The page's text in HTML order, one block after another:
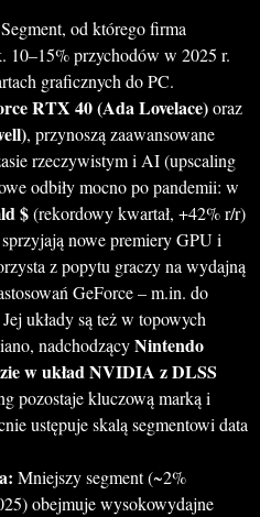
Segment, od którego firma
10–15% przychodów w 2025 r.
graficznych do PC.
RTX 40 (Ada Lovelace)oraz
, przynoszą zaawansowane
rzeczywistym i AI (upscaling
odbiły mocno po pandemii: w
$(rekordowy kwartał, +42% r/r)
nowe premiery GPU i
z popytu graczy na wydajną
GeForce – m.in. do
układy są też w topowych
nadchodzącyNintendo
w układ NVIDIA z DLSS
pozostaje kluczową marką i
ustępuje skalą segmentowi data
Mniejszy segment (~2%
obejmuje wysokowydajne